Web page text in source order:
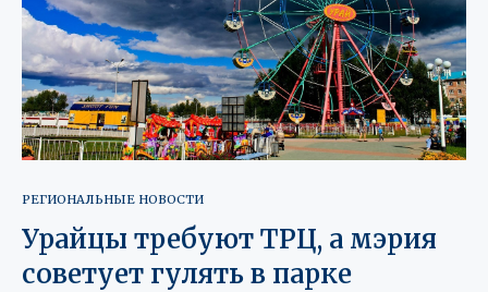
РЕГИОНАЛЬНЫЕ НОВОСТИ
Урайцы требуют ТРЦ, а мэрия
советует гулять в парке